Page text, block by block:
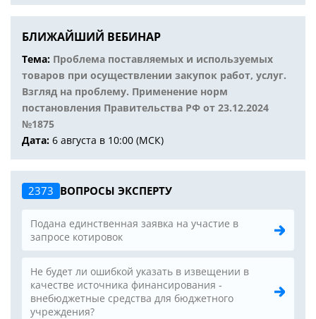
БЛИЖАЙШИЙ ВЕБИНАР
Тема: Проблема поставляемых и используемых
товаров при осуществлении закупок работ, услуг.
Взгляд на проблему. Применение норм
постановления Правительства РФ от 23.12.2024
№1875
Дата: 6 августа в 10:00 (МСК)
2373 ВОПРОСЫ ЭКСПЕРТУ
Подана единственная заявка на участие в
запросе котировок
Не будет ли ошибкой указать в извещении в
качестве источника финансирования -
внебюджетные средства для бюджетного
учреждения?